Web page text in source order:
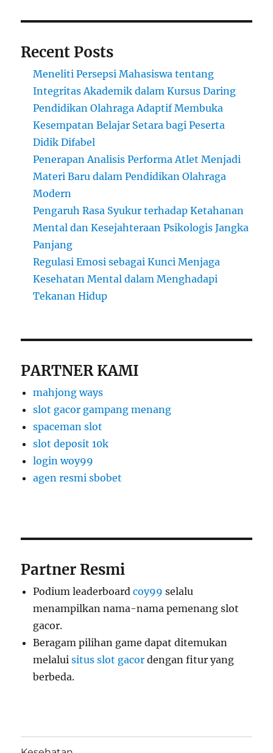
Recent Posts
Meneliti Persepsi Mahasiswa tentang
Integritas Akademik dalam Kursus Daring
Pendidikan Olahraga Adaptif Membuka
Kesempatan Belajar Setara bagi Peserta
Didik Difabel
Penerapan Analisis Performa Atlet Menjadi
Materi Baru dalam Pendidikan Olahraga
Modern
Pengaruh Rasa Syukur terhadap Ketahanan
Mental dan Kesejahteraan Psikologis Jangka
Panjang
Regulasi Emosi sebagai Kunci Menjaga
Kesehatan Mental dalam Menghadapi
Tekanan Hidup
PARTNER KAMI
mahjong ways
slot gacor gampang menang
spaceman slot
slot deposit 10k
login woy99
agen resmi sbobet
Partner Resmi
Podium leaderboardcoy99 selalu
menampilkan nama-nama pemenang slot
gacor.
Beragam pilihan game dapat ditemukan
melaluisitus slot gacor dengan fitur yang
berbeda.